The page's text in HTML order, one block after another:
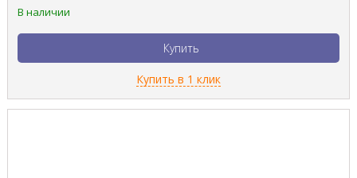
В наличии
Купить
Купить в 1 клик